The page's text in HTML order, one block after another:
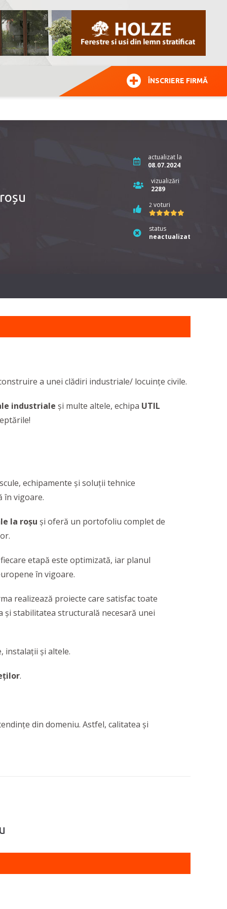
ÎNSCRIERE FIRMĂ
actualizat la
08.07.2024
vizualizări
2289
2 voturi
status
neactualizat
a unei clădiri industriale/ locuințe civile.
industriale și multe altele, echipa UTIL
echipamente și soluții tehnice
în vigoare.
la roșu și oferă un portofoliu complet de
etapă este optimizată, iar planul
în vigoare.
realizează proiecte care satisfac toate
și stabilitatea structurală necesară unei
instalații și altele.
.
din domeniu. Astfel, calitatea și